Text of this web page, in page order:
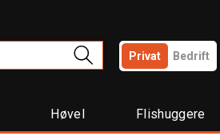
Privat Bedrift
Høvel Flishuggere